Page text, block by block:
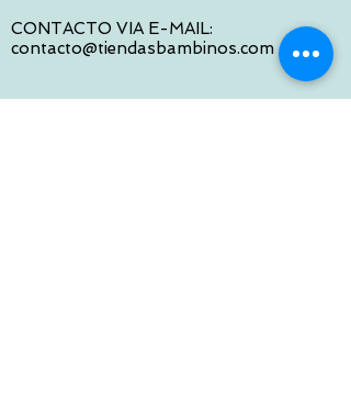
CONTACTO VIA E-MAIL:
contacto@tiendasbambinos.com